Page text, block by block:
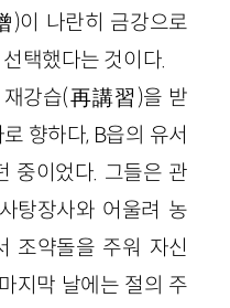
)이 나란히 금강으로
택했다는 것이다.
재강습(再講習)을 받
향하다, B읍의 유서
중이었다. 그들은 관
탕장사와 어울려 농
조약돌을 주워 자신
지막 날에는 절의 주